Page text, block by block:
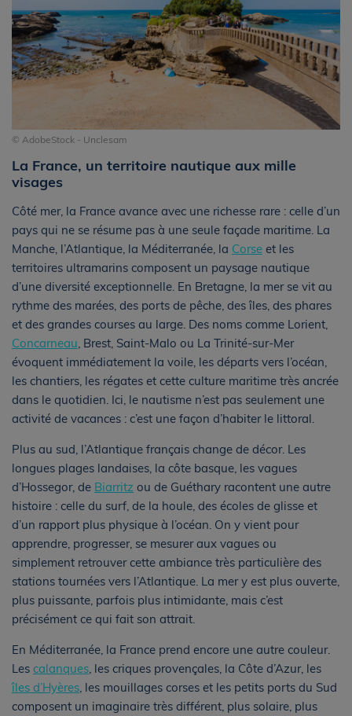
© AdobeStock - Unclesam
La France, un territoire nautique aux mille
visages
Côté mer, la France avance avec une richesse rare : celle d’un
pays qui ne se résume pas à une seule façade maritime. La
Manche, l’Atlantique, la Méditerranée, la Corse et les
territoires ultramarins composent un paysage nautique
d’une diversité exceptionnelle. En Bretagne, la mer se vit au
rythme des marées, des ports de pêche, des îles, des phares
et des grandes courses au large. Des noms comme Lorient,
Concarneau , Brest, Saint-Malo ou La Trinité-sur-Mer
évoquent immédiatement la voile, les départs vers l’océan,
les chantiers, les régates et cette culture maritime très ancrée
dans le quotidien. Ici, le nautisme n’est pas seulement une
activité de vacances : c’est une façon d’habiter le littoral.
Plus au sud, l’Atlantique français change de décor. Les
longues plages landaises, la côte basque, les vagues
d’Hossegor, de Biarritz ou de Guéthary racontent une autre
histoire : celle du surf, de la houle, des écoles de glisse et
d’un rapport plus physique à l’océan. On y vient pour
apprendre, progresser, se mesurer aux vagues ou
simplement retrouver cette ambiance très particulière des
stations tournées vers l’Atlantique. La mer y est plus ouverte,
plus puissante, parfois plus intimidante, mais c’est
précisément ce qui fait son attrait.
En Méditerranée, la France prend encore une autre couleur.
Les calanques , les criques provençales, la Côte d’Azur, les
îles d’Hyères , les mouillages corses et les petits ports du Sud
composent un imaginaire très différent, plus solaire, plus